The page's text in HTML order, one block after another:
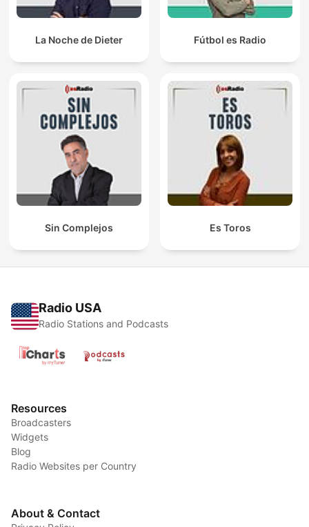
La Noche de Dieter Fútbol es Radio
Sin Complejos Es Toros
Radio USA
Radio Stations and Podcasts
Resources
Broadcasters
Widgets
Blog
Radio Websites per Country
About & Contact